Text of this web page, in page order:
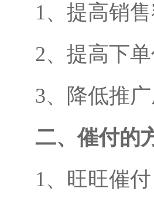
1、提高销售
2、提高下单
3、降低推广
二、催付
1、旺旺催付